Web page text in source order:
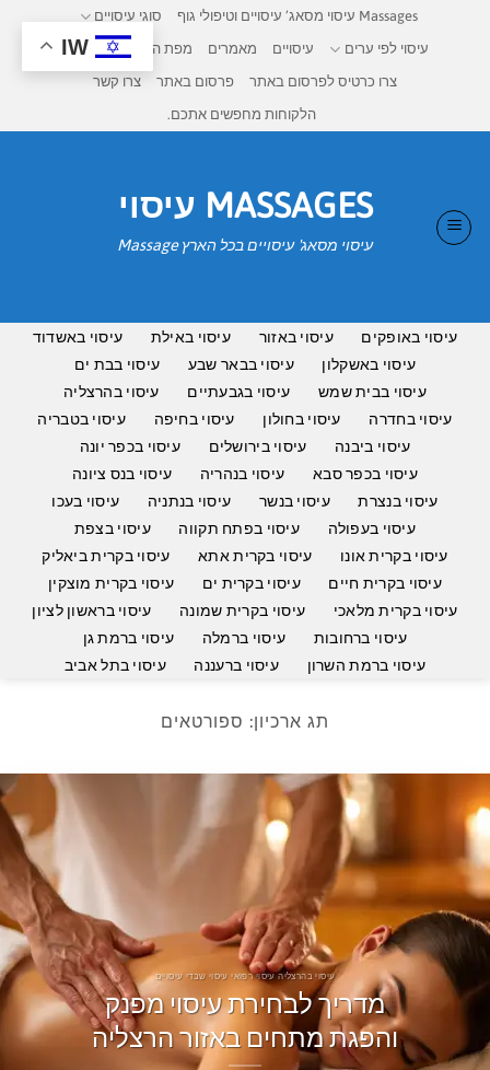
Massages עיסוי מסאג’ עיסויים וטיפולי גוף
סוגי עיסויים
עיסוי לפי ערים
עיסויים מאמרים
מפת העיסויים בישראל
צרו כרטיס לפרסום באתר
פרסום באתר
צרו קשר
הלקוחות מחפשים אתכם.
MASSAGES עיסוי
עיסוי מסאג' עיסויים בכל הארץ Massage
עיסוי באופקים עיסוי באזור עיסוי באילת
עיסוי באשדוד
עיסוי באשקלון
עיסוי בבאר שבע
עיסוי בבת ים
עיסוי בבית שמש
עיסוי בגבעתיים
עיסוי בהרצליה
עיסוי בחדרה
עיסוי בחולון עיסוי בחיפה
עיסוי בטבריה
עיסוי ביבנה
עיסוי בירושלים
עיסוי בכפר יונה
עיסוי בכפר סבא
עיסוי בנהריה
עיסוי בנס ציונה
עיסוי בנצרת
עיסוי בנשר עיסוי בנתניה
עיסוי בעכו
עיסוי בעפולה
עיסוי בפתח תקווה
עיסוי בצפת
עיסוי בקרית אונו
עיסוי בקרית אתא
עיסוי בקרית ביאליק
עיסוי בקרית חיים
עיסוי בקרית ים
עיסוי בקרית מוצקין
עיסוי בקרית מלאכי
עיסוי בקרית שמונה
עיסוי בראשון לציון
עיסוי ברחובות
עיסוי ברמלה
עיסוי ברמת גן
עיסוי ברמת השרון
עיסוי ברעננה עיסוי בתל אביב
תג ארכיון: ספורטאים
עיסוי בהרצליה עיסוי רפואי עיסוי שבדי עיסויים
מדריך לבחירת עיסוי מפנק
והפגת מתחים באזור הרצליה
IW